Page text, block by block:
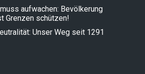
aufwachen: Bevölkerung
Grenzen schützen!
Unser Weg seit 1291